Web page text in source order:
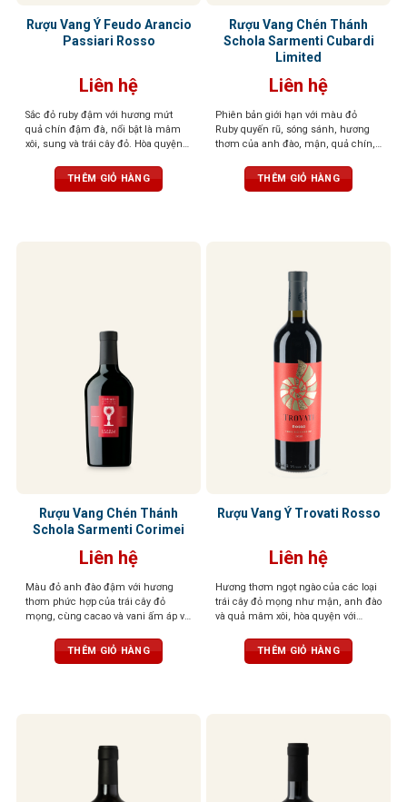
Rượu Vang Ý Feudo Arancio
Passiari Rosso
Liên hệ
Sắc đỏ ruby đậm với hương mứt
quả chín đậm đà, nổi bật là mâm
xôi, sung và trái cây đỏ. Hòa quyện
như tiêu đen, quế, thảo mộc khô,
gợi cảm giác ấm áp và hài hòa.
THÊM GIỎ HÀNG
Rượu Vang Chén Thánh
Schola Sarmenti Cubardi
Limited
Liên hệ
Phiên bản giới hạn với màu đỏ
Ruby quyến rũ, sóng sánh, hương
thơm của anh đào, mận, quả chín,
phê cháy, gỗ sồi, đất, hạnh nhân và
đinh hương. Dư vị sâu lắng, ấn
THÊM GIỎ HÀNG
Rượu Vang Chén Thánh
Schola Sarmenti Corimei
Liên hệ
Màu đỏ anh đào đậm với hương
thơm phức hợp của trái cây đỏ
mọng, cùng cacao và vani ấm áp và
mượt, dư vị cân bằng và thanh lịch
THÊM GIỎ HÀNG
Rượu Vang Ý Trovati Rosso
Liên hệ
Hương thơm ngọt ngào của các loại
trái cây đỏ mọng như mận, anh đào
và quả mâm xôi, hòa quyện với
vị và vani. Vị chát mềm mại, tròn
trịa, cân bằng hoàn hảo với vị chua
THÊM GIỎ HÀNG